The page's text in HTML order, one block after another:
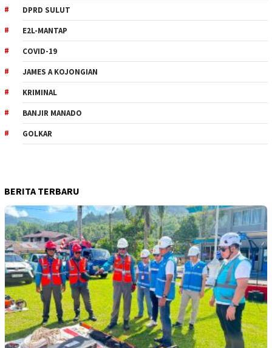
DPRD SULUT
E2L-MANTAP
COVID-19
JAMES A KOJONGIAN
KRIMINAL
BANJIR MANADO
GOLKAR
BERITA TERBARU